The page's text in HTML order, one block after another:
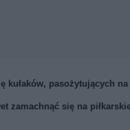
pasożytujących
zamachnąć się na